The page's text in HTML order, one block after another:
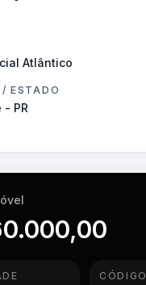
Atlântico
ESTADO
- PR
CÓDIGO